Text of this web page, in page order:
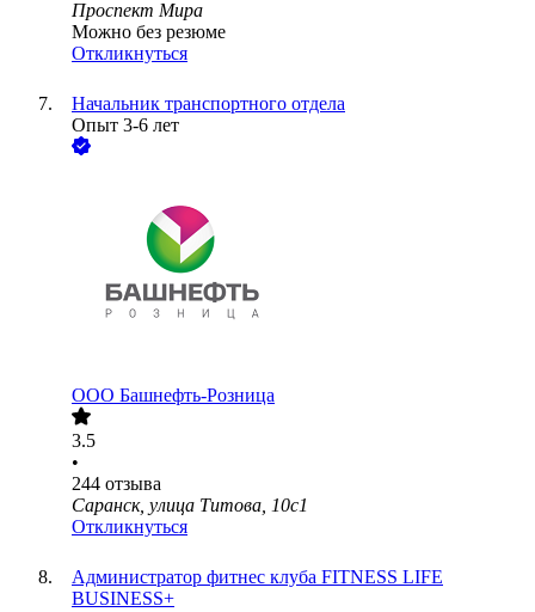
Проспект Мира
Можно без резюме
Откликнуться
Начальник транспортного отдела
Опыт 3-6 лет
ООО Башнефть-Розница
3.5
•
244 отзыва
Саранск, улица Титова, 10с1
Откликнуться
Администратор фитнес клуба FITNESS LIFE
BUSINESS+